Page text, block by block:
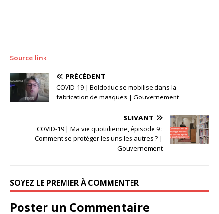
Source link
PRÉCÉDENT
COVID-19 | Boldoduc se mobilise dans la
fabrication de masques | Gouvernement
SUIVANT
COVID-19 | Ma vie quotidienne, épisode 9 :
Comment se protéger les uns les autres ? |
Gouvernement
SOYEZ LE PREMIER À COMMENTER
Poster un Commentaire